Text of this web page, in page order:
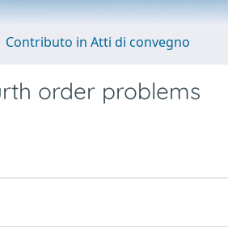
Contributo in Atti di convegno
order problems